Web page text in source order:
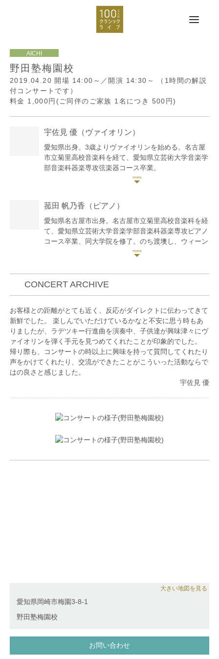
野田塾梅園校
2019.04.20 開場 14:00～／開演 14:30～
（1時間の解説
付コンサートです）
料金 1,000円(ご同伴のご家族 1名につき 500円)
宇佐見 優 （ヴァイオリン）
愛知県出身。3歳よりヴァイオリンを始める。名古屋
市立菊里高校音楽科を経て、愛知県立芸術大学音楽学
部音楽科器楽専攻弦楽器コース卒業。
第66回全日本学生音楽コンクール名古屋大会高校の部
田禎夫、ヴァーツラフ・レメシュ、百武由紀の各氏の
マスタークラスを受講。
大学選抜による「第49回卒業演奏会」等に出演。
これまでにヴァイオリンを花井晶子、森下陽子、沼田
園子、白石禮子の各氏に、室内楽を百武由紀、花崎薫
ーディング、オーケストラなどでの演奏を行なってい
ソシエイトプレイヤー。
録音専門オーケストラgaQdan所属。
菰田 帆乃香 （ピアノ）
愛知県名古屋市出身。名古屋市立菊里高校音楽科を経
て、愛知県立芸術大学音楽学部音楽科器楽専攻ピアノ
コース卒業、同大学院を修了。のち渡墺し、ウィーン
国立音楽大学ソロ・ピアノ科研究課程を修了。現在、
これまでに、第29回日本教育連盟C部門全国大会本選
優秀賞、及び全国優秀者演奏会出演、第3回刈谷国際
賞、第12回岐阜国際音楽祭コンクール 一般Ⅰ部門
第3位、ジャーナリスト賞、審査員特別賞など多数の
コンクールで受賞。
愛知県立芸術大学在学中に学内選抜者による「ピアノ
名曲コンサート」、「第51回定期演奏会」「大学院修
了演奏会ジョイントコンサート」に出演。2019年優
秀学生賞を受賞し、愛知県知事表敬訪問を行う。また
大学院修了時に、第130回日本音楽学会中部支部定例
分析とその再現を通じてー」を発表。
人、Irina Chukovskaya、Wolfgang Watzinger、
CONCERT ARCHIVE
お客様との距離がとても近く、反応がダイレクトに伝わってきて
新鮮でした。 楽しんでいただけているかなと不安に思う時もあ
りましたが、ラデツキー行進曲を演奏中、子供達が興味津々にヴ
ァイオリンを弾く手元を見つめてくれたことが印象的でした。
帰り際も、コンサートの時以上に興味を持って質問してくれたり
声をかけてくれたり、交流ができたことがこういった活動ならで
はの良さと感じました。
宇佐見 優
大きい地図を見る
愛知県岡崎市梅園3-8-1
野田塾梅園校
お問い合わせ